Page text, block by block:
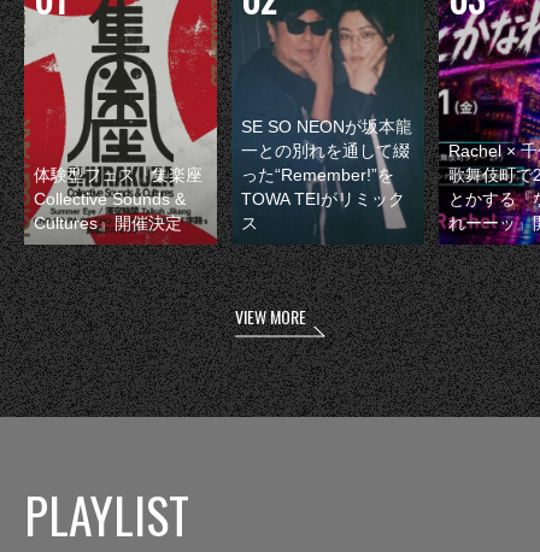
体験型フェス『集楽座
Collective Sounds &
Cultures』開催決定
SE SO NEONが坂本龍
一との別れを通して綴
った“Remember!”を
TOWA TEIがリミック
ス
Rachel ×
歌舞伎町で
とかする『
れーーッ』
VIEW MORE
PLAYLIST